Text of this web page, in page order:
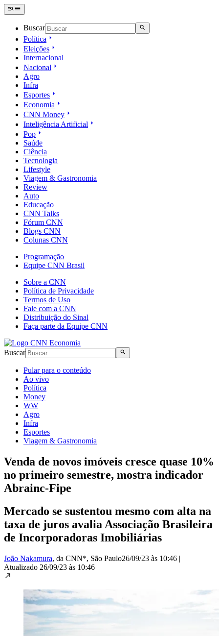
Buscar
Política
Eleições
Internacional
Nacional
Agro
Infra
Esportes
Economia
CNN Money
Inteligência Artificial
Pop
Saúde
Ciência
Tecnologia
Lifestyle
Viagem & Gastronomia
Review
Auto
Educação
CNN Talks
Fórum CNN
Blogs CNN
Colunas CNN
Programação
Equipe CNN Brasil
Sobre a CNN
Política de Privacidade
Termos de Uso
Fale com a CNN
Distribuição do Sinal
Faça parte da Equipe CNN
Buscar
Pular para o conteúdo
Ao vivo
Política
Money
WW
Agro
Infra
Esportes
Viagem & Gastronomia
Venda de novos imóveis cresce quase 10%
no primeiro semestre, mostra indicador
Abrainc-Fipe
Mercado se sustentou mesmo com alta na
taxa de juros avalia Associação Brasileira
de Incorporadoras Imobiliárias
João Nakamura, da CNN*, São Paulo26/09/23 às 10:46 |
Atualizado 26/09/23 às 10:46